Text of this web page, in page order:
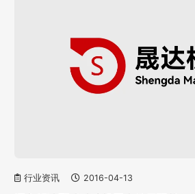
行业资讯 2016-04-13